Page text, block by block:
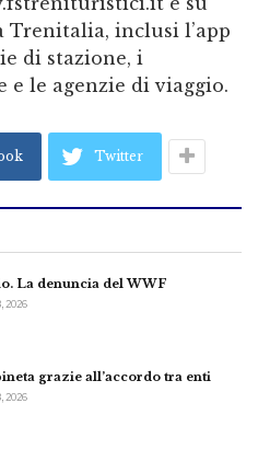
inclusi l’app
di stazione, i
le agenzie di viaggio.
Twitter
La denuncia del WWF
2026
grazie all’accordo tra enti
2026